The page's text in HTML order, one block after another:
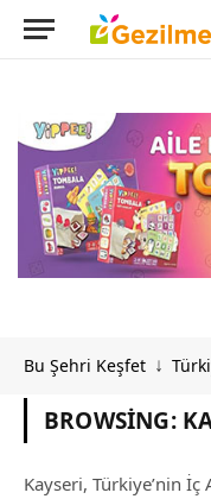
Bu Şehri Keşfet ↓
BROWSING:
Kayseri, Türkiye’nin